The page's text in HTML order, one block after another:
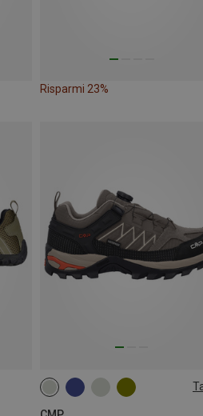
Risparmi 23%